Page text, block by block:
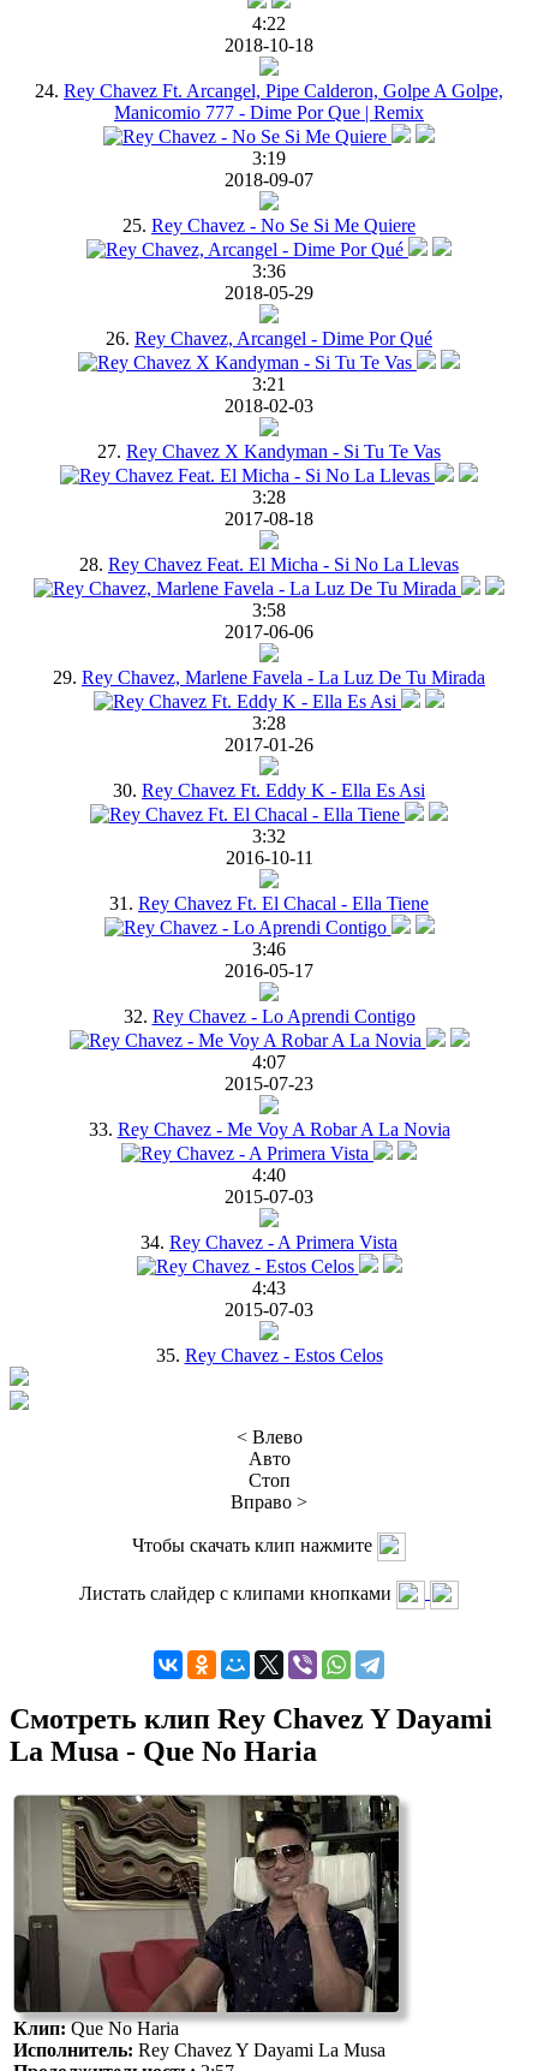
4:22
2018-10-18
24. Rey Chavez Ft. Arcangel, Pipe Calderon, Golpe A Golpe,
Manicomio 777 - Dime Por Que | Remix
3:19
2018-09-07
25. Rey Chavez - No Se Si Me Quiere
3:36
2018-05-29
26. Rey Chavez, Arcangel - Dime Por Qué
3:21
2018-02-03
27. Rey Chavez X Kandyman - Si Tu Te Vas
3:28
2017-08-18
28. Rey Chavez Feat. El Micha - Si No La Llevas
3:58
2017-06-06
29. Rey Chavez, Marlene Favela - La Luz De Tu Mirada
3:28
2017-01-26
30. Rey Chavez Ft. Eddy K - Ella Es Asi
3:32
2016-10-11
31. Rey Chavez Ft. El Chacal - Ella Tiene
3:46
2016-05-17
32. Rey Chavez - Lo Aprendi Contigo
4:07
2015-07-23
33. Rey Chavez - Me Voy A Robar A La Novia
4:40
2015-07-03
34. Rey Chavez - A Primera Vista
4:43
2015-07-03
35. Rey Chavez - Estos Celos
< Влево
Авто
Стоп
Вправо >
Чтобы скачать клип нажмите
Листать слайдер с клипами кнопками
Смотреть клип Rey Chavez Y Dayami
La Musa - Que No Haria
Клип:Que No Haria
Исполнитель: Rey Chavez Y Dayami La Musa